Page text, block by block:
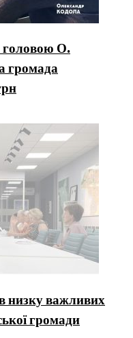
головою О.
громада
низку важливих
громади